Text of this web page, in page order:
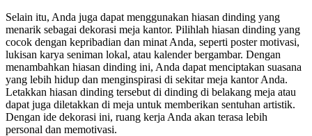
Selain itu, Anda juga dapat menggunakan hiasan dinding yang
menarik sebagai dekorasi meja kantor. Pilihlah hiasan dinding yang
cocok dengan kepribadian dan minat Anda, seperti poster motivasi,
lukisan karya seniman lokal, atau kalender bergambar. Dengan
menambahkan hiasan dinding ini, Anda dapat menciptakan suasana
yang lebih hidup dan menginspirasi di sekitar meja kantor Anda.
Letakkan hiasan dinding tersebut di dinding di belakang meja atau
dapat juga diletakkan di meja untuk memberikan sentuhan artistik.
Dengan ide dekorasi ini, ruang kerja Anda akan terasa lebih
personal dan memotivasi.